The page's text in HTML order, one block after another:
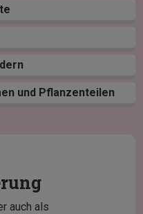
auch als
und Pflanzenteilen